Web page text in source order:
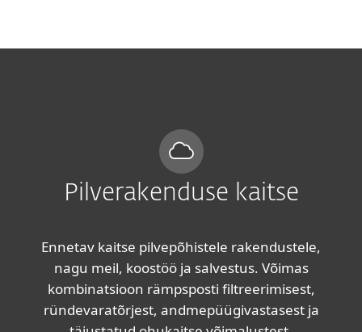
Pilverakenduse kaitse
Ennetav kaitse pilvepõhistele rakendustele,
nagu meil, koostöö ja salvestus. Võimas
kombinatsioon rämpsposti filtreerimisest,
ründevaratõrjest, andmepüügivastasest ja